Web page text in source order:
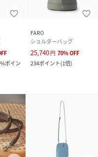
テアです。
わずに、強力な撥水性を
半永久的に水や汚れを
を施し、傷が目立ちに
牛革に仕上げていま
ポイン
FARO
ショルダーバッグ
25,740円 70%OFF
234ポイント(1倍)